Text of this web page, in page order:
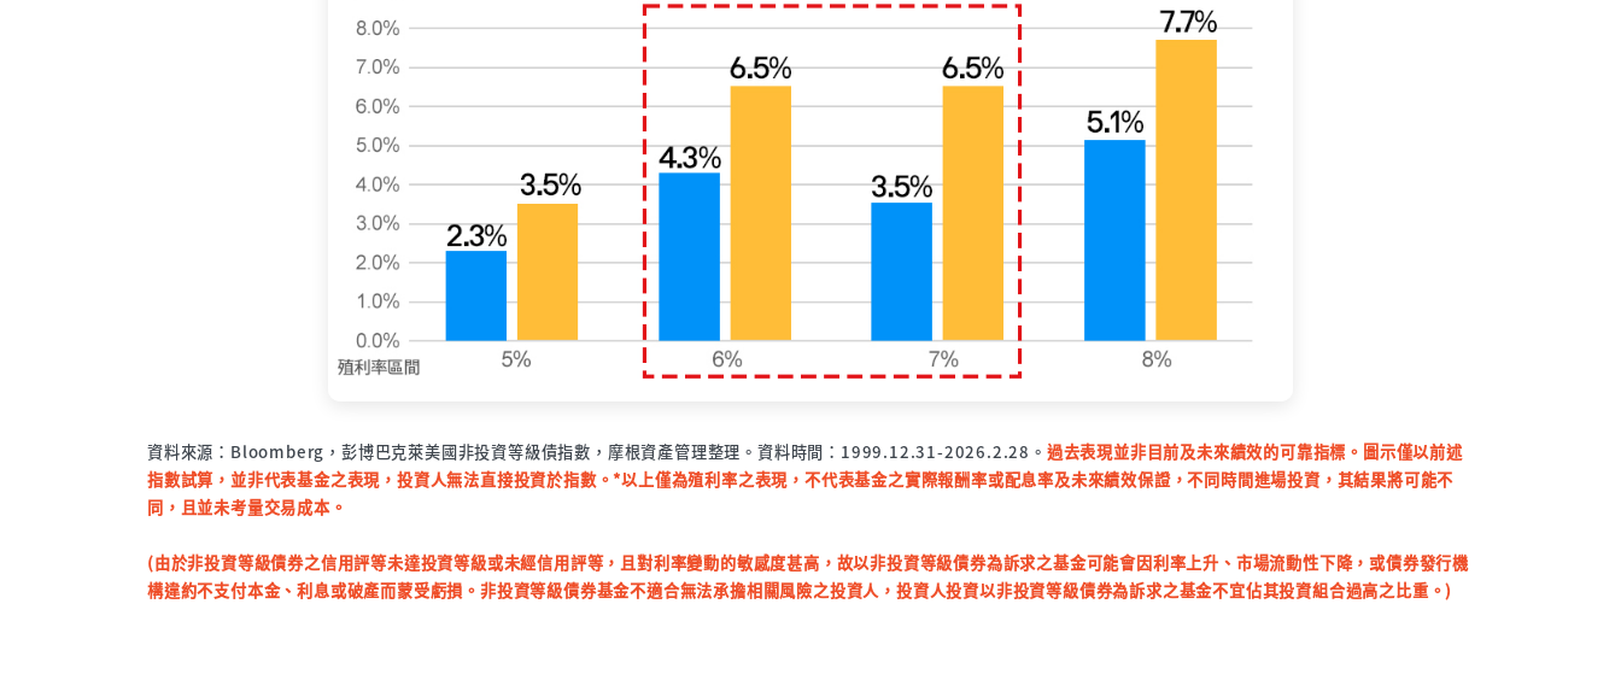
資料來源：Bloomberg，彭博巴克萊美國非投資等級債指數，摩根資產管理整理。資料時間：1999.12.31-2026.2.28。 過去表現並非目前及未來績效的可靠指標。圖示僅以前述
指數試算，並非代表基金之表現，投資人無法直接投資於指數。*以上僅為殖利率之表現，不代表基金之實際報酬率或配息率及未來績效保證，不同時間進場投資，其結果將可能不
同，且並未考量交易成本。
(由於非投資等級債券之信用評等未達投資等級或未經信用評等，且對利率變動的敏感度甚高，故以非投資等級債券為訴求之基金可能會因利率上升、市場流動性下降，或債券發行機
構違約不支付本金、利息或破產而蒙受虧損。非投資等級債券基金不適合無法承擔相關風險之投資人，投資人投資以非投資等級債券為訴求之基金不宜佔其投資組合過高之比重。)